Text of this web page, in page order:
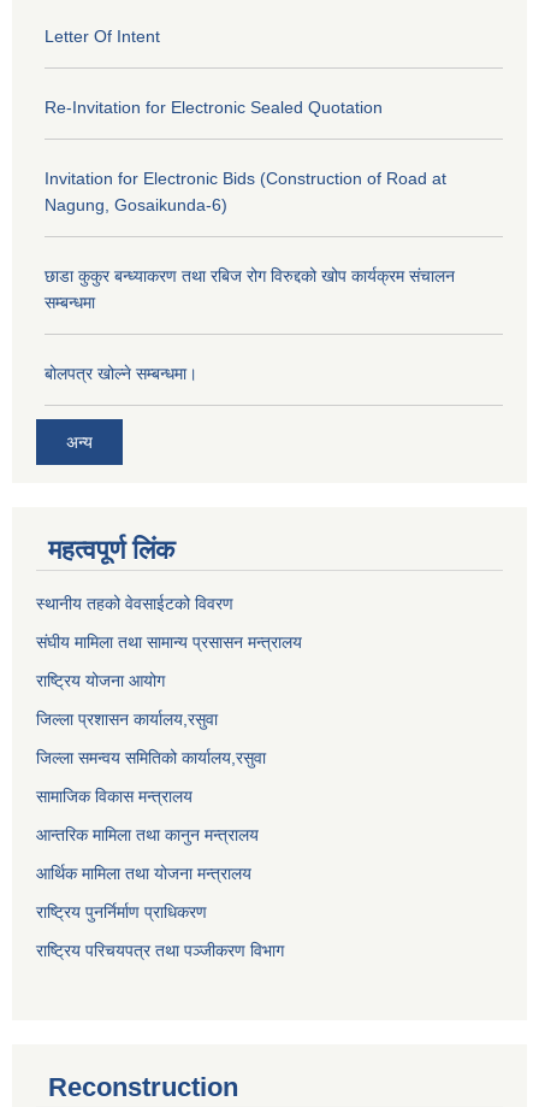
Letter Of Intent
Re-Invitation for Electronic Sealed Quotation
Invitation for Electronic Bids (Construction of Road at
Nagung, Gosaikunda-6)
छाडा कुकुर बन्ध्याकरण तथा रबिज रोग विरुद्दको खोप कार्यक्रम संचालन
सम्बन्धमा
बोलपत्र खोल्ने सम्बन्धमा।
अन्य
महत्वपूर्ण लिंक
स्थानीय तहको वेवसाईटको विवरण
संघीय मामिला तथा सामान्य प्रसासन मन्त्रालय
राष्ट्रिय योजना आयोग
जिल्ला प्रशासन कार्यालय, रसुवा
जिल्ला समन्वय समितिको कार्यालय, रसुवा
सामाजिक विकास मन्त्रालय
आन्तरिक मामिला तथा कानुन मन्त्रालय
आर्थिक मामिला तथा योजना मन्त्रालय
राष्ट्रिय पुनर्निर्माण प्राधिकरण
राष्ट्रिय परिचयपत्र तथा पञ्जीकरण विभाग
Reconstruction